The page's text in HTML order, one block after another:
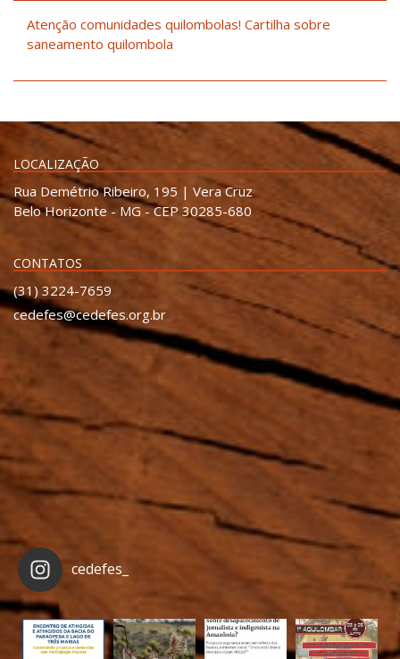
Atenção comunidades quilombolas! Cartilha sobre
saneamento quilombola
LOCALIZAÇÃO
Rua Demétrio Ribeiro, 195 | Vera Cruz
Belo Horizonte - MG - CEP 30285-680
CONTATOS
(31) 3224-7659
cedefes@cedefes.org.br
cedefes_